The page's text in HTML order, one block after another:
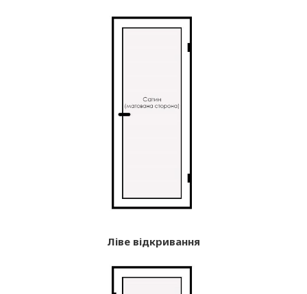
Ліве відкривання